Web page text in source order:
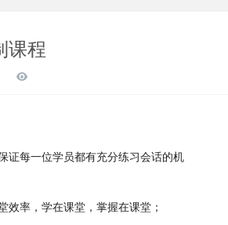
课程
证每一位学员都有充分练习会话的机
效率，学在课堂，掌握在课堂；